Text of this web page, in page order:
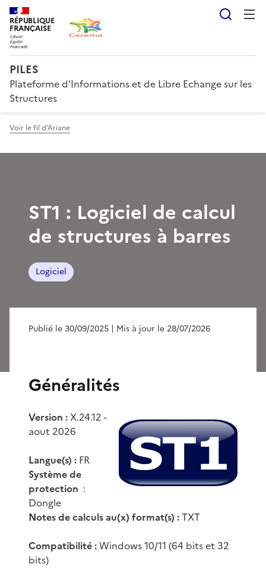
RÉPUBLIQUE
FRANÇAISE
PILES
Plateforme d’Informations et de Libre Echange sur les
Structures
Voir le fil d'Ariane
ST1 : Logiciel de calcul
de structures à barres
Logiciel
Publié le 30/09/2025 | Mis à jour le 28/07/2026
Généralités
Version :X.24.12 -
aout 2026
Langue(s) : FR
Système de
protection :
Dongle
Notes de calculs au(x) format(s) :TXT
Compatibilité :Windows 10/11 (64 bits et 32
bits)